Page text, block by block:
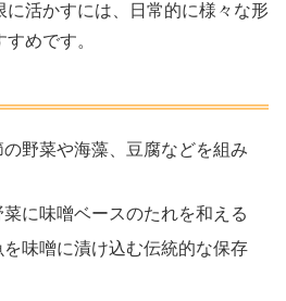
に活かすには、日常的に様々な形
めです。
の野菜や海藻、豆腐などを組み
菜に味噌ベースのたれを和える
を味噌に漬け込む伝統的な保存